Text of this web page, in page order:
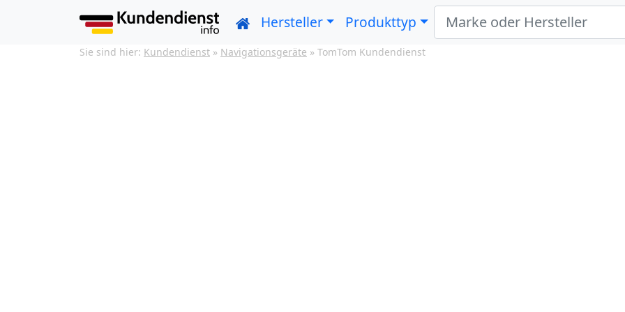
Hersteller Produkttyp
Sie sind hier: Kundendienst » Navigationsgeräte » TomTom Kundendienst